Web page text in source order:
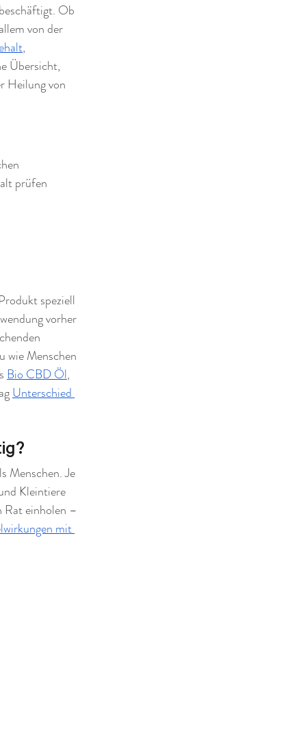
Ob
von der
,
Übersicht,
Heilung von
prüfen
speziell
vorher
wie Menschen
Bio CBD Öl,
Unterschied
Menschen. Je
Kleintiere
Rat einholen –
mit